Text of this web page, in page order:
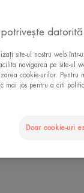
sunt absorbite de
epidermă²
site-ul nostru web într-
navigarea pe site-ul
cookie-urilor. Pentru
mai jos pentru a citi
Doar cookie-uri